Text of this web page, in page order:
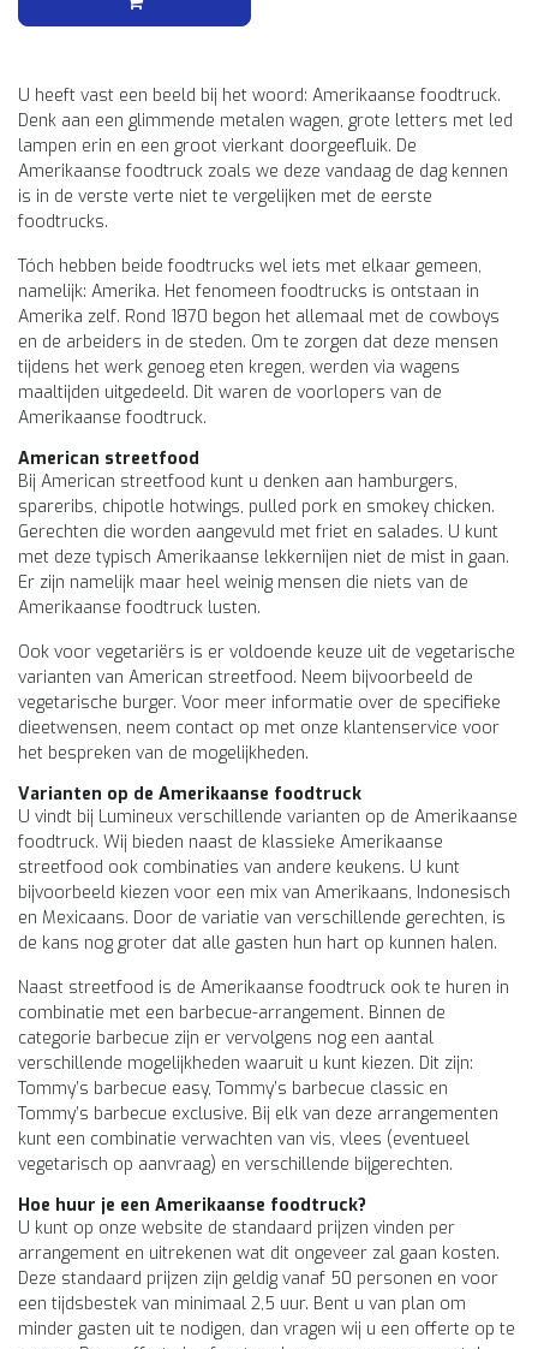
U heeft vast een beeld bij het woord: Amerikaanse foodtruck.
Denk aan een glimmende metalen wagen, grote letters met led
lampen erin en een groot vierkant doorgeefluik. De
Amerikaanse foodtruck zoals we deze vandaag de dag kennen
is in de verste verte niet te vergelijken met de eerste
foodtrucks.
Tóch hebben beide foodtrucks wel iets met elkaar gemeen,
namelijk: Amerika. Het fenomeen foodtrucks is ontstaan in
Amerika zelf. Rond 1870 begon het allemaal met de cowboys
en de arbeiders in de steden. Om te zorgen dat deze mensen
tijdens het werk genoeg eten kregen, werden via wagens
maaltijden uitgedeeld. Dit waren de voorlopers van de
Amerikaanse foodtruck.
American streetfood
Bij American streetfood kunt u denken aan hamburgers,
spareribs, chipotle hotwings, pulled pork en smokey chicken.
Gerechten die worden aangevuld met friet en salades. U kunt
met deze typisch Amerikaanse lekkernijen niet de mist in gaan.
Er zijn namelijk maar heel weinig mensen die niets van de
Amerikaanse foodtruck lusten.
Ook voor vegetariërs is er voldoende keuze uit de vegetarische
varianten van American streetfood. Neem bijvoorbeeld de
vegetarische burger. Voor meer informatie over de specifieke
dieetwensen, neem contact op met onze klantenservice voor
het bespreken van de mogelijkheden.
Varianten op de Amerikaanse foodtruck
U vindt bij Lumineux verschillende varianten op de Amerikaanse
foodtruck. Wij bieden naast de klassieke Amerikaanse
streetfood ook combinaties van andere keukens. U kunt
bijvoorbeeld kiezen voor een mix van Amerikaans, Indonesisch
en Mexicaans. Door de variatie van verschillende gerechten, is
de kans nog groter dat alle gasten hun hart op kunnen halen.
Naast streetfood is de Amerikaanse foodtruck ook te huren in
combinatie met een barbecue-arrangement. Binnen de
categorie barbecue zijn er vervolgens nog een aantal
verschillende mogelijkheden waaruit u kunt kiezen. Dit zijn:
Tommy’s barbecue easy, Tommy’s barbecue classic en
Tommy’s barbecue exclusive. Bij elk van deze arrangementen
kunt een combinatie verwachten van vis, vlees (eventueel
vegetarisch op aanvraag) en verschillende bijgerechten.
Hoe huur je een Amerikaanse foodtruck?
U kunt op onze website de standaard prijzen vinden per
arrangement en uitrekenen wat dit ongeveer zal gaan kosten.
Deze standaard prijzen zijn geldig vanaf 50 personen en voor
een tijdsbestek van minimaal 2,5 uur. Bent u van plan om
minder gasten uit te nodigen, dan vragen wij u een offerte op te